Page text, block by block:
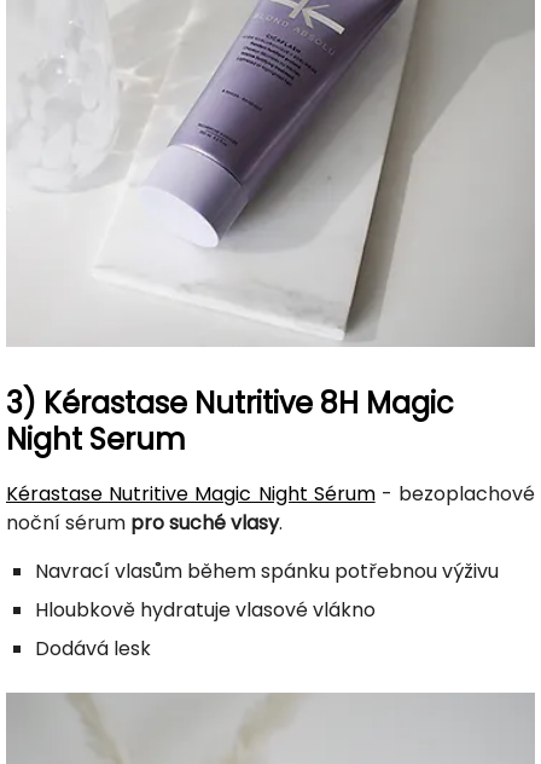
3) Kérastase Nutritive 8H Magic
Night Serum
Kérastase Nutritive Magic Night Sérum- bezoplachové
noční sérum pro suché vlasy.
Navrací vlasům během spánku potřebnou výživu
Hloubkově hydratuje vlasové vlákno
Dodává lesk